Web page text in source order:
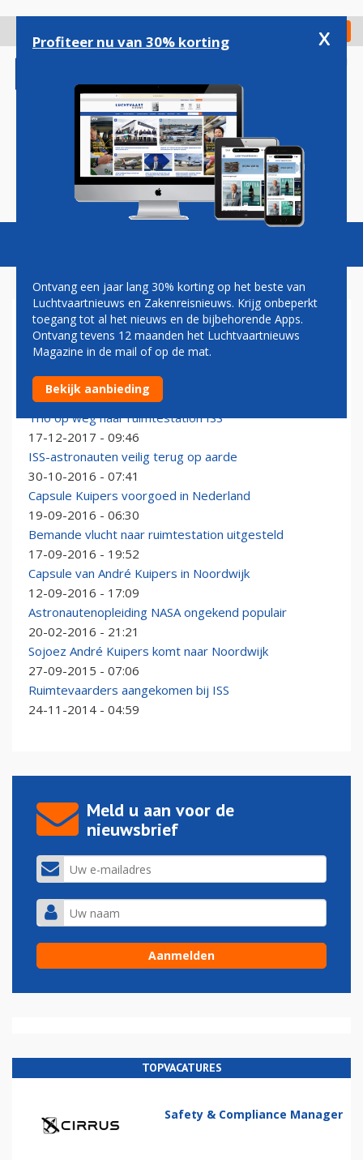
gaan
Check in
Magazine Podcasts Vacatures
SOJOEZ
Weer bemande raket naar ISS
02-12-2018 - 20:01
Trio op weg naar ruimtestation ISS
17-12-2017 - 09:46
ISS-astronauten veilig terug op aarde
30-10-2016 - 07:41
Capsule Kuipers voorgoed in Nederland
19-09-2016 - 06:30
Bemande vlucht naar ruimtestation uitgesteld
17-09-2016 - 19:52
Capsule van André Kuipers in Noordwijk
12-09-2016 - 17:09
Astronautenopleiding NASA ongekend populair
20-02-2016 - 21:21
Sojoez André Kuipers komt naar Noordwijk
27-09-2015 - 07:06
Ruimtevaarders aangekomen bij ISS
24-11-2014 - 04:59
Meld u aan voor de
nieuwsbrief
TOPVACATURES
Safety & Compliance Manager
Profiteer nu van 30% korting x
Ontvang een jaar lang 30% korting op het beste van
Luchtvaartnieuws en Zakenreisnieuws. Krijg onbeperkt
toegang tot al het nieuws en de bijbehorende Apps.
Ontvang tevens 12 maanden het Luchtvaartnieuws
Magazine in de mail of op de mat.
Bekijk aanbieding